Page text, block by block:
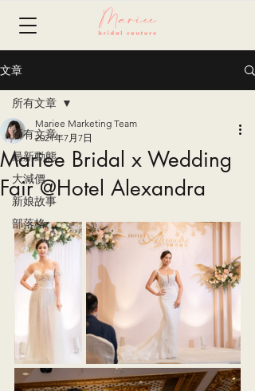
文章
所有文章
最新動態
大減價
新娘故事
部落格
所有文章
Mariee Bridal x Wedding
Fair @Hotel Alexandra
Mariee Marketing Team
2021年7月7日